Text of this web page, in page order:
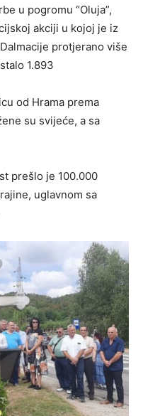
u pogromu “Oluja”,
akciji u kojoj je iz
protjerano više
1.893
od Hrama prema
su svijeće, a sa
prešlo je 100.000
uglavnom sa